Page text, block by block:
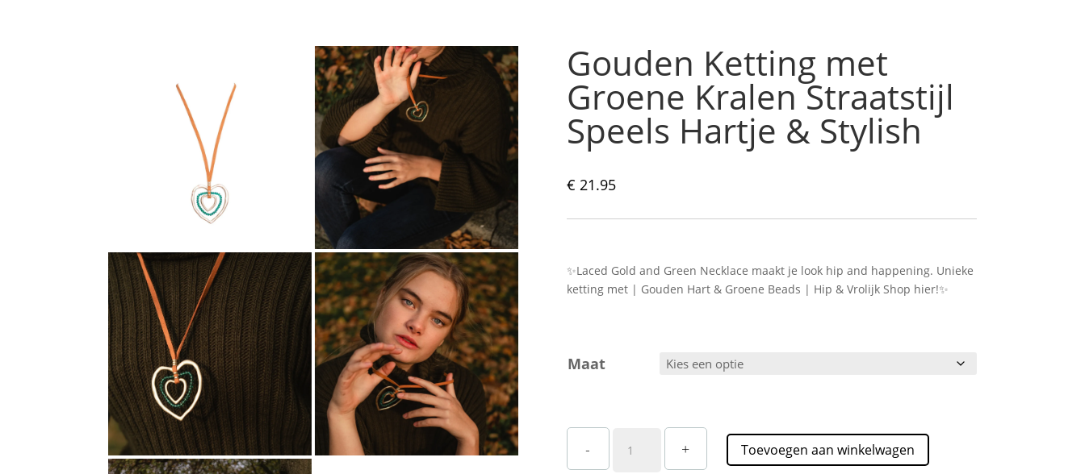
Gouden Ketting met
Groene Kralen Straatstijl
Speels Hartje & Stylish
€ 21.95
✨Laced Gold and Green Necklace maakt je look hip and happening. Unieke
ketting met | Gouden Hart & Groene Beads | Hip & Vrolijk Shop hier!✨
Maat
-
Gouden
Ketting
+ Toevoegen aan winkelwagen